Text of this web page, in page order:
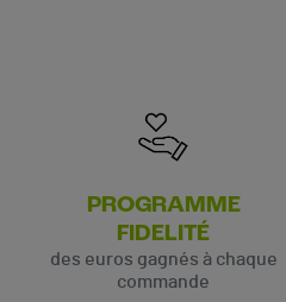
PROGRAMME
FIDELITÉ
des euros gagnés à chaque
commande